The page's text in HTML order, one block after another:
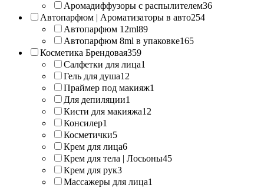
Аромадиффузоры с распылителем36
Автопарфюм | Ароматизаторы в авто254
Автопарфюм 12ml89
Автопарфюм 8ml в упаковке165
Косметика Брендовая359
Салфетки для лица1
Гель для душа12
Праймер под макияж1
Для депиляции1
Кисти для макияжа12
Консилер1
Косметички5
Крем для лица6
Крем для тела | Лосьоны45
Крем для рук3
Массажеры для лица1